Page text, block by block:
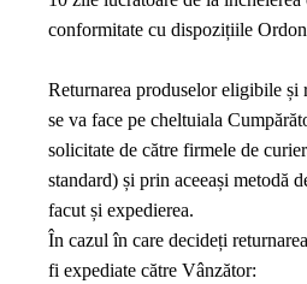
conformitate cu dispozițiile
Returnarea produselor eligibile și
se va face pe cheltuiala
solicitate de către firmele de
standard) și prin aceeași metodă
facut și expedierea.
În cazul în care decideți
fi expediate către Vânzător: